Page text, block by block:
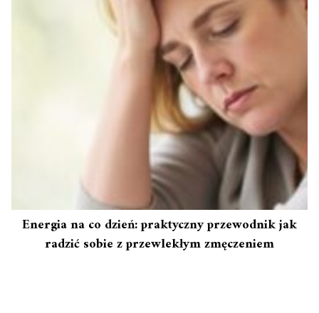
Energia na co dzień: praktyczny przewodnik jak
radzić sobie z przewlekłym zmęczeniem